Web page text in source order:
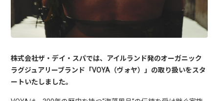
株式会社ザ・デイ・スパでは、アイルランド発のオーガニック
ラグジュアリーブランド「VOYA（ヴォヤ）」の取り扱いをスタ
ートいたしました。